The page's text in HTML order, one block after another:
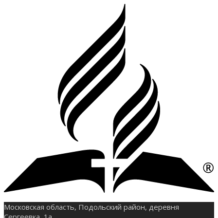
Московская область, Подольский район, деревня